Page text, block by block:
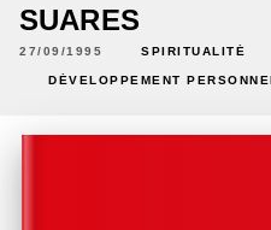
SUARES
27/09/1995 SPIRITUALITÉ
DÉVELOPPEMENT